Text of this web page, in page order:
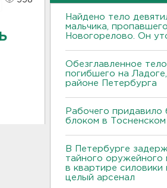
Найдено тело
мальчика,
Новогорелово. Он
Обезглавленное тело
погибшего на
районе Петербурга
Рабочего придавило
блоком в
В Петербурге
тайного оружейного
в квартире силовики
целый арсенал